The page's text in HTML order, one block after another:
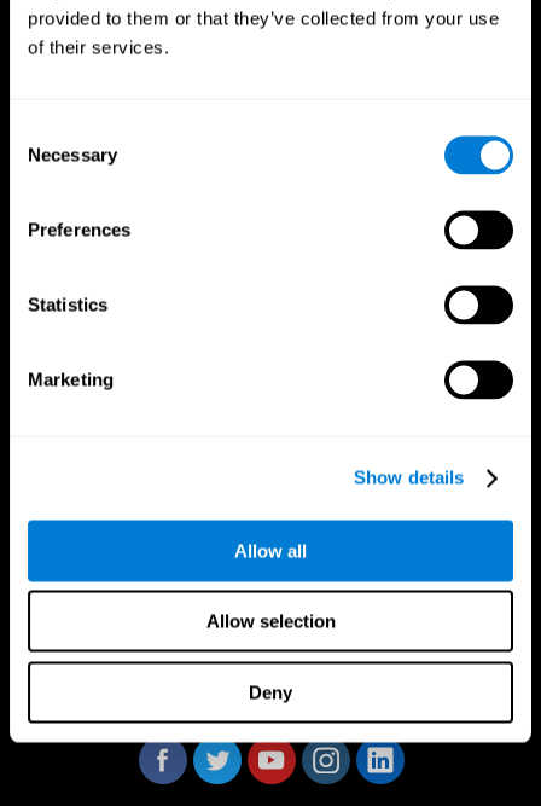
provided to them or that they’ve collected from your use
of their services.
Selection
Necessary
Preferences
Statistics
Marketing
Show details
Allow all
Allow selection
Deny
Nous suivre